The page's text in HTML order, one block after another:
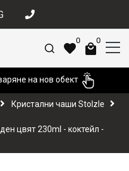
0 0
на нов обект
Кристални чаши Stolzle
цвят 230ml - коктейл -